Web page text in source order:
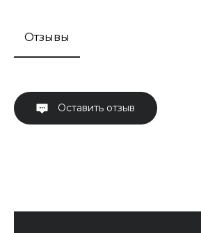
Отзывы
Оставить отзыв